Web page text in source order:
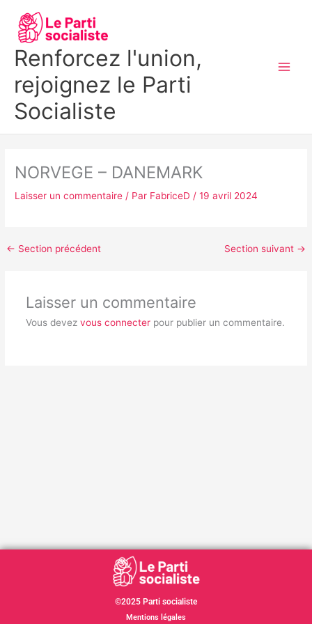
contenu
Renforcez l'union,
rejoignez le Parti
Socialiste
NORVEGE – DANEMARK
Laisser un commentaire / Par FabriceD/19 avril 2024
← Section précédent Section suivant →
Laisser un commentaire
Vous devez vous connecterpour publier un commentaire.
©2025 Parti socialiste
Mentions légales